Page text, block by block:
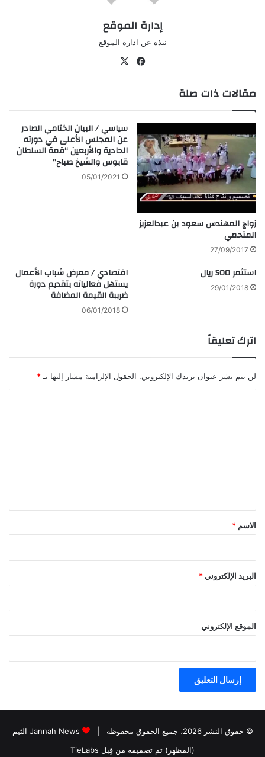
إدارة الموقع
نبذة عن ادارة الموقع
في
مقالات ذات صلة
زواج المهندس سعود بن عبدالعزيز
المتحمي
27/09/2017
سياسي / البيان الختامي الصادر
عن المجلس الأعلى في دورته
الحادية والأربعين “قمة السلطان
قابوس والشيخ صباح”
05/01/2021
استثمر 500 ريال
29/01/2018
اقتصادي / معرض شباب الأعمال
يستهل فعالياته بتقديم دورة
ضريبة القيمة المضافة
06/01/2018
اترك تعليقاً
لن يتم نشر عنوان بريدك الإلكتروني. الحقول الإلزامية مشار إليها بـ *
*
الاسم *
البريد الإلكتروني *
الموقع الإلكتروني
© حقوق النشر 2026، جميع الحقوق محفوظة |
Jannah News الثيم
(المظهر) تم تصميمه من قِبل TieLabs